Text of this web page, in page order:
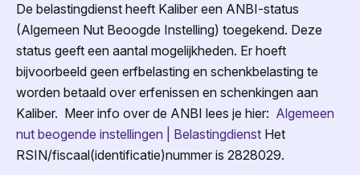
De belastingdienst heeft Kaliber een ANBI-status
(Algemeen Nut Beoogde Instelling) toegekend. Deze
status geeft een aantal mogelijkheden. Er hoeft
bijvoorbeeld geen erfbelasting en schenkbelasting te
worden betaald over erfenissen en schenkingen aan
Kaliber. Meer info over de ANBI lees je hier: Algemeen
nut beogende instellingen | Belastingdienst Het
RSIN/fiscaal(identificatie)nummer is 2828029.